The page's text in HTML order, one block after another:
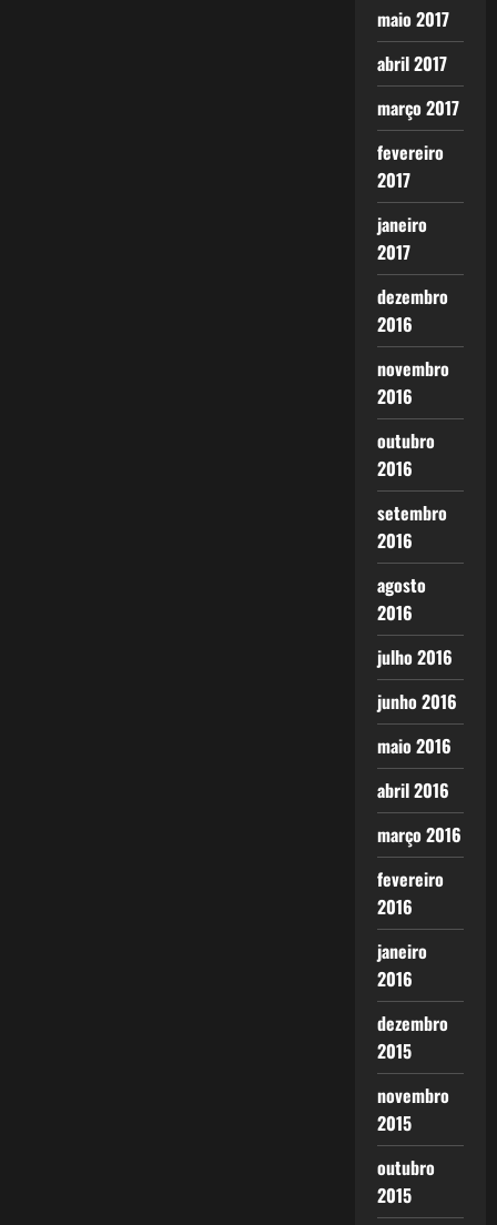
maio 2017
abril 2017
março 2017
fevereiro
2017
janeiro
2017
dezembro
2016
novembro
2016
outubro
2016
setembro
2016
agosto
2016
julho 2016
junho 2016
maio 2016
abril 2016
março 2016
fevereiro
2016
janeiro
2016
dezembro
2015
novembro
2015
outubro
2015